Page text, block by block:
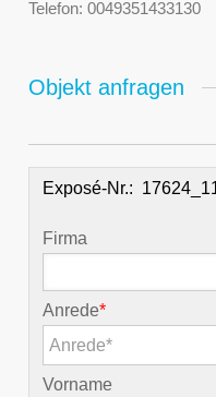
Telefon: 0049351433130
Objekt anfragen
Exposé-Nr.:
Firma
Anrede*
Anrede*
Vorname